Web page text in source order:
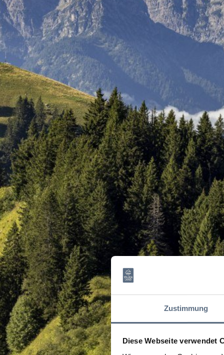
Zustimmung
Diese Webseite verwendet